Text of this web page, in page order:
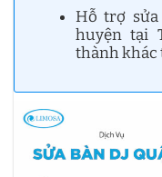
Hỗ trợ sửa
huyện tại
thành khác